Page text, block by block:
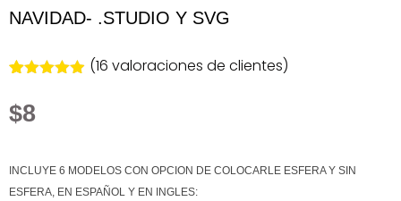
NAVIDAD- .STUDIO Y SVG
con
5 en base
(16 valoraciones de clientes)
$8
INCLUYE 6 MODELOS CON OPCION DE COLOCARLE ESFERA Y SIN
ESFERA, EN ESPAÑOL Y EN INGLES: